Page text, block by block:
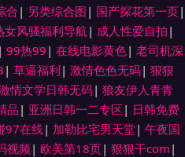
合| 另类综合图 | 国产探花第一页|
女风骚福利导航| 成人性爱自拍 |
| 99热99 | 在线电影黄色| 老司机深
| 草逼福利 | 激情色色无码| 狠狠
情文学日韩无码| 狼友伊人青青
品 | 亚洲日韩一二专区 | 日韩免费
97在线| 加勒比宅男天堂| 午夜国
视频| 欧美第18页| 狠狠干com |